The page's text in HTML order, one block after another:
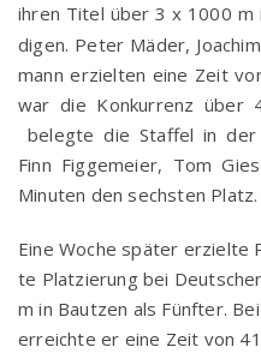
ihren Titel über 3 x 1000
di­gen. Peter Mäder,
mann erziel­ten eine Zeit
war die Kon­kur­renz
beleg­te die Staf­fel in der
Finn Fig­ge­mei­er, Tom
Minu­ten den sechs­ten Platz.
Eine Woche spä­ter
te Plat­zie­rung bei
m in Baut­zen als Fünf­ter.
erreich­te er eine Zeit von